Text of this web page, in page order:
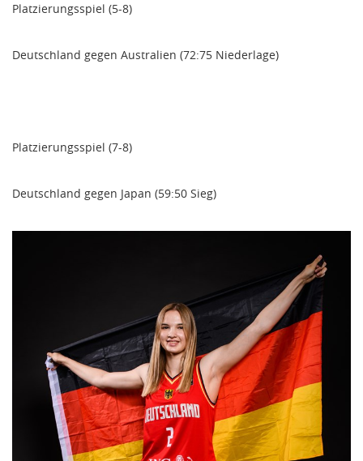
Platzierungsspiel (5-8)
Deutschland gegen Australien (72:75 Niederlage)
Platzierungsspiel (7-8)
Deutschland gegen Japan (59:50 Sieg)